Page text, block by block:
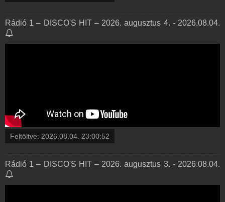
Rádió 1 – DISCO'S HIT – 2026. augusztus 4. - 2026.08.04.
Feltöltve: 2026.08.04. 23:00:52
Rádió 1 – DISCO'S HIT – 2026. augusztus 3. - 2026.08.04.